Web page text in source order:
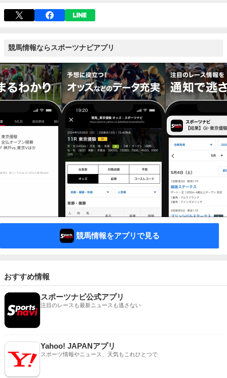
競馬情報ならスポーツナビアプリ
競馬情報をアプリで見る
おすすめ情報
スポーツナビ公式アプリ
注目のレースも最新ニュースも逃さない
Yahoo! JAPANアプリ
スポーツ情報やニュース、天気もこれひとつで